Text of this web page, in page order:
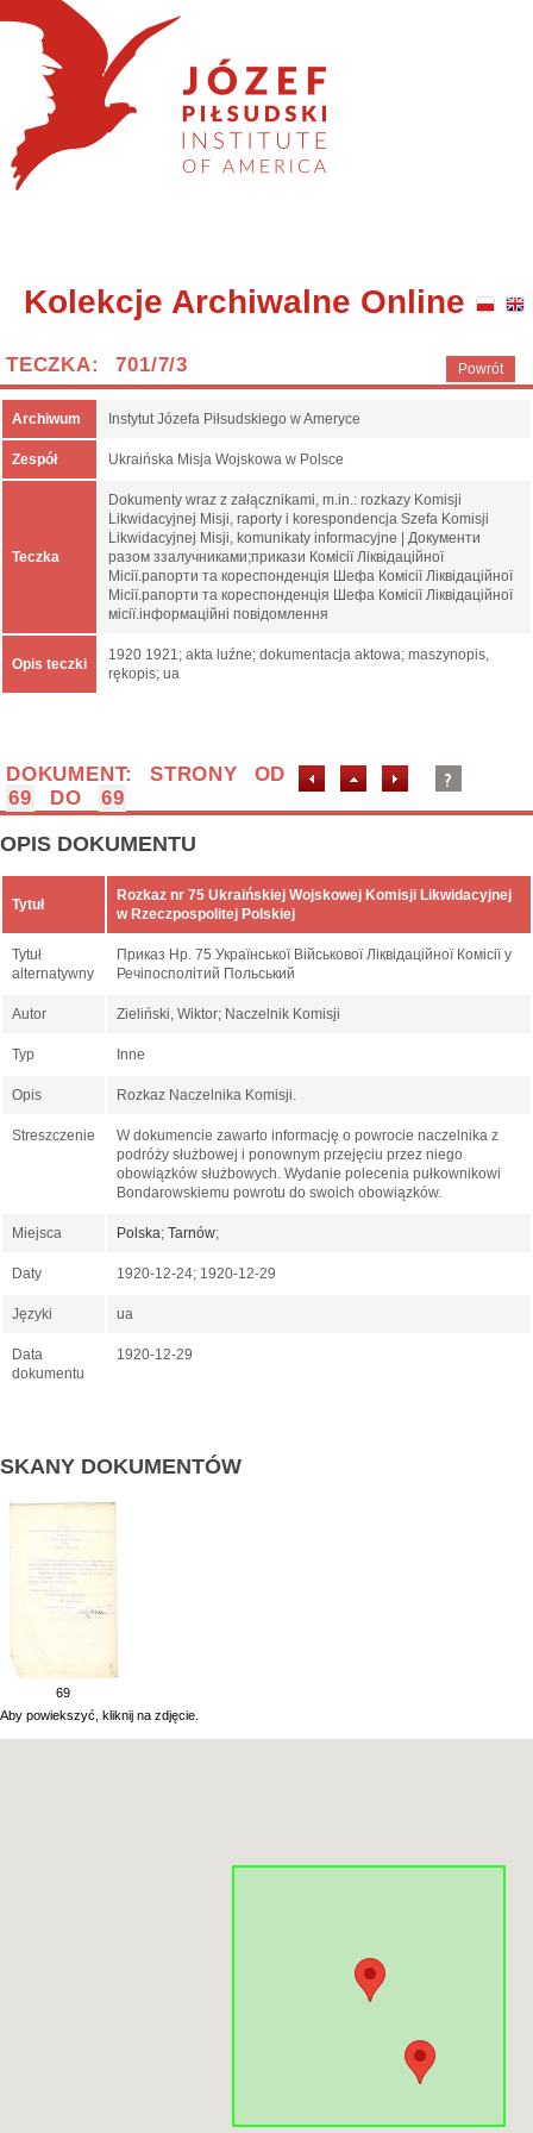
Kolekcje Archiwalne Online
Powrót
TECZKA: 701/7/3
Archiwum Instytut Józefa Piłsudskiego w Ameryce
Zespół Ukraińska Misja Wojskowa w Polsce
Teczka
Dokumenty wraz z załącznikami, m.in.: rozkazy Komisji
Likwidacyjnej Misji, raporty i korespondencja Szefa Komisji
Likwidacyjnej Misji, komunikaty informacyjne | Документи
разом ззалучниками;прикази Комісії Ліквідаційної
Місії.рапорти та кореспонденція Шефа Комісії Ліквідаційної
Місії.рапорти та кореспонденція Шефа Комісії Ліквідаційної
місії.інформаційні повідомлення
Opis teczki
1920 1921; akta luźne; dokumentacja aktowa; maszynopis,
rękopis; ua
DOKUMENT: STRONY OD
69
DO 69
OPIS DOKUMENTU
Tytuł
Rozkaz nr 75 Ukraińskiej Wojskowej Komisji Likwidacyjnej
w Rzeczpospolitej Polskiej
Tytuł
alternatywny
Приказ Нр. 75 Української Військової Ліквідаційної Комісії у
Речіпосполітий Польський
Autor Zieliński, Wiktor; Naczelnik Komisji
Typ Inne
Opis Rozkaz Naczelnika Komisji.
Streszczenie
W dokumencie zawarto informację o powrocie naczelnika z
podróży służbowej i ponownym przejęciu przez niego
obowiązków służbowych. Wydanie polecenia pułkownikowi
Bondarowskiemu powrotu do swoich obowiązków.
Miejsca Polska; Tarnów;
Daty 1920-12-24; 1920-12-29
Języki ua
Data
dokumentu
1920-12-29
SKANY DOKUMENTÓW
69
Aby powiekszyć, kliknij na zdjęcie.